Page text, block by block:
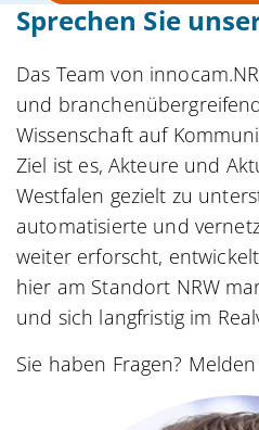
Sprechen Sie
Das Team von
und
Wissenschaft auf
Ziel ist es, Akteure und
Westfalen gezielt zu
automatisierte und
weiter erforscht,
hier am Standort NRW
und sich langfristig im
Sie haben Fragen?